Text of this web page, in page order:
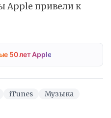
Apple привели к
50 лет Apple
iTunes Музыка